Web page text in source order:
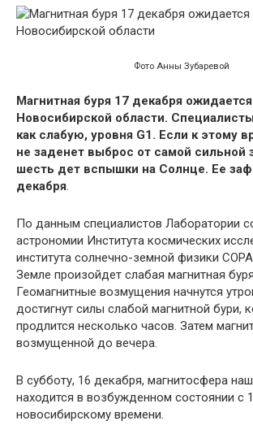
Фото Анны Зубаревой
Магнитная буря 17 декабря
Новосибирской области.
как слабую, уровня G1. Если к этому
не заденет выброс от самой сильной
шесть дет вспышки на Солнце. Ее
декабря.
По данным специалистов Лаборатории
астрономии Института космических
института солнечно-земной физики
Земле произойдет слабая магнитная
Геомагнитные возмущения начнутся
достигнут силы слабой магнитной бури,
продлится несколько часов. Затем
возмущенной до вечера.
В субботу, 16 декабря, магнитосфера
находится в возбужденном состоянии с
новосибирскому времени.